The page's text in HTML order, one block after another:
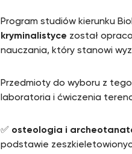
Program studiów kierunku
kryminalistyce został
nauczania, który stanowi
Przedmioty do wyboru z
laboratoria i ćwiczenia
✅ osteologia i
podstawie